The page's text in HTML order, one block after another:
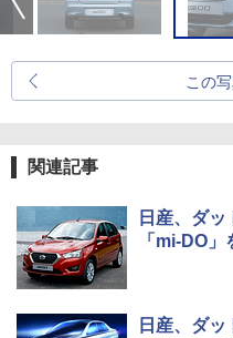
この
関連記事
日産、ダ
「mi-DO
日産、ダ